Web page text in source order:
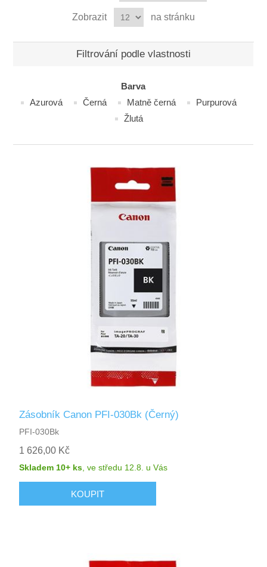
Zobrazit na stránku
Filtrování podle vlastnosti
Barva
Azurová
Černá Matně černá
Purpurová
Žlutá
Zásobník Canon PFI-030Bk (Černý)
PFI-030Bk
1 626,00 Kč
Skladem 10+ ks,ve středu 12.8. u Vás